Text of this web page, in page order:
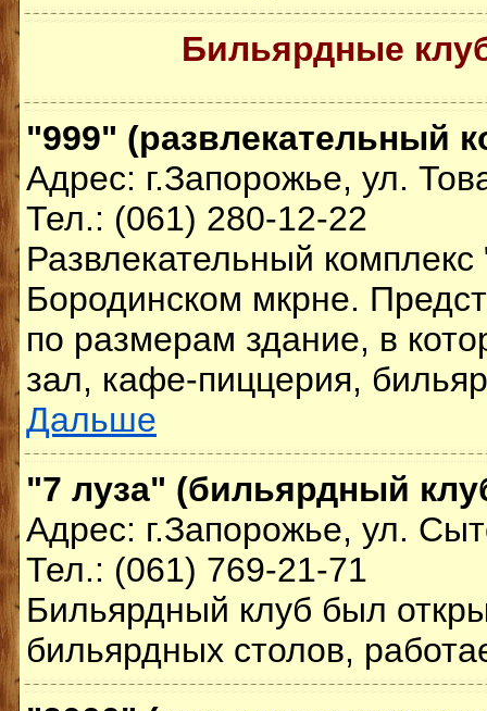
Бильярдные
"999" (развлекательный
Адрес: г.Запорожье, ул.
Тел.: (061) 280-12-22
Развлекательный
Бородинском мкрне.
по размерам здание, в
зал, кафе-пиццерия,
Дальше
"7 луза" (бильярдный
Адрес: г.Запорожье, ул.
Тел.: (061) 769-21-71
Бильярдный клуб был
бильярдных столов,